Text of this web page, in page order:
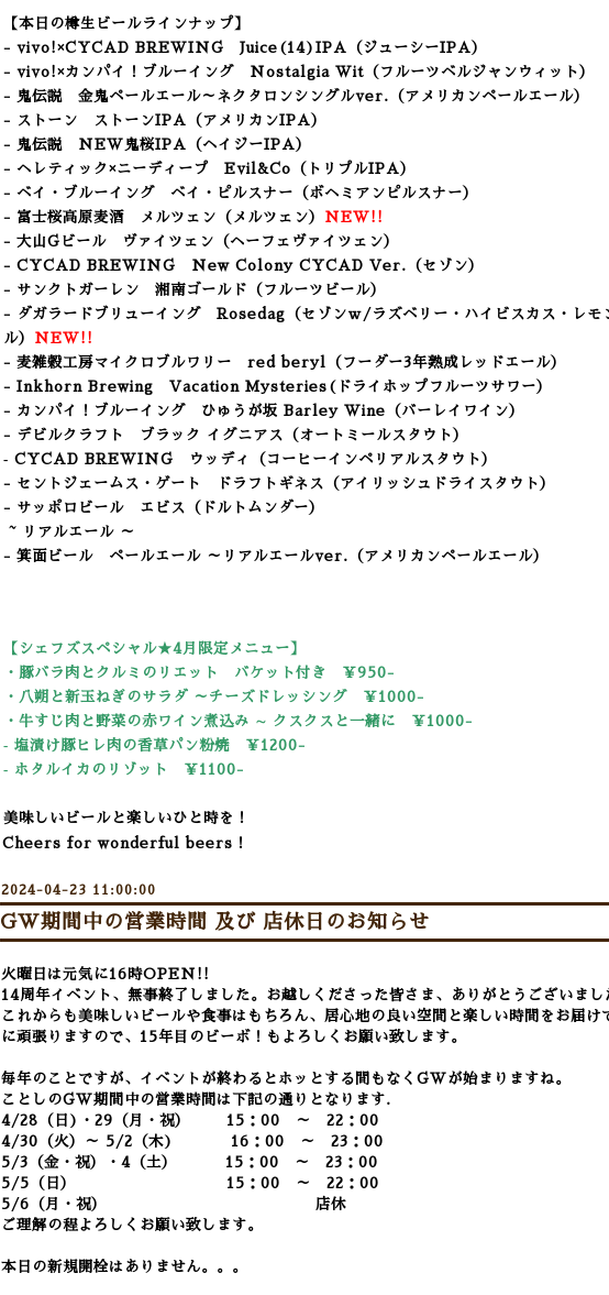
【本日の樽生ビールラインナップ】
- vivo!×CYCAD BREWING Juice(14)IPA （ジューシーIPA）
- vivo!×カンパイ！ブルーイング Nostalgia Wit（フルーツベルジャンウィット）
- 鬼伝説 金鬼ペールエール～ネクタロンシングルver.（アメリカンペールエール）
- ストーン ストーンIPA （アメリカンIPA）
- 鬼伝説 NEW鬼桜IPA（ヘイジーIPA）
- ヘレティック×ニーディープ Evil&Co（トリプルIPA）
- ベイ・ブルーイング ベイ・ピルスナー（ボヘミアンピルスナー）
- 富士桜高原麦酒 メルツェン（メルツェン） NEW!!
- 大山Gビール ヴァイツェン（ヘーフェヴァイツェン）
- CYCAD BREWING New Colony CYCAD Ver.（セゾン）
- サンクトガーレン 湘南ゴールド（フルーツビール）
- ダガラードブリューイング Rosedag（セゾンｗ/ラズベリー・ハイビスカス・レモ
ル） NEW!!
- 麦雑穀工房マイクロブルワリー red beryl（フーダー3年熟成レッドエール）
- Inkhorn Brewing Vacation Mysteries(ドライホップフルーツサワー）
- カンパイ！ブルーイング ひゅうが坂 Barley Wine（バーレイワイン）
- デビルクラフト ブラック イグニアス（オートミールスタウト）
‐ CYCAD BREWING ウッディ（コーヒーインペリアルスタウト）
- セントジェームス・ゲート ドラフトギネス（アイリッシュドライスタウト）
- サッポロビール エビス（ドルトムンダー）
~ リアルエール ～
- 箕面ビール ペールエール ～リアルエールver.（アメリカンペールエール）
【シェフズスペシャル★4月限定メニュー】
・豚バラ肉とクルミのリエット バケット付き ￥950-
・八朔と新玉ねぎのサラダ ～チーズドレッシング ￥1000-
・牛すじ肉と野菜の赤ワイン煮込み ∼ クスクスと一緒に ￥1000-
‐ 塩漬け豚ヒレ肉の香草パン粉焼 ￥1200-
‐ ホタルイカのリゾット ￥1100-
美味しいビールと楽しいひと時を！
Cheers for wonderful beers！
2024-04-23 11:00:00
GW期間中の営業時間 及び 店休日のお知らせ
火曜日は元気に16時OPEN!!
14周年イベント、無事終了しました。 お越しくださった皆さま、ありがとうございまし
これからも美味しいビールや食事はもちろん、居心地の良い空間と楽しい時間をお届け
に頑張りますので、15年目のビーボ！もよろしくお願い致します。
毎年のことですが、イベントが終わるとホッとする間もなくGWが始まりますね。
ことしのGW期間中の営業時間は下記の通りとなります.
4/28（日)・29（月・祝） 15：00 ～ 22：00
4/30（火）～ 5/2（木) 16：00 ～ 23：00
5/3（金・祝）・4（土） 15：00 ～ 23：00
5/5（日） 15：00 ～ 22：00
5/6（月・祝） 店休
ご理解の程よろしくお願い致します。
本日の新規開栓はありません。。。